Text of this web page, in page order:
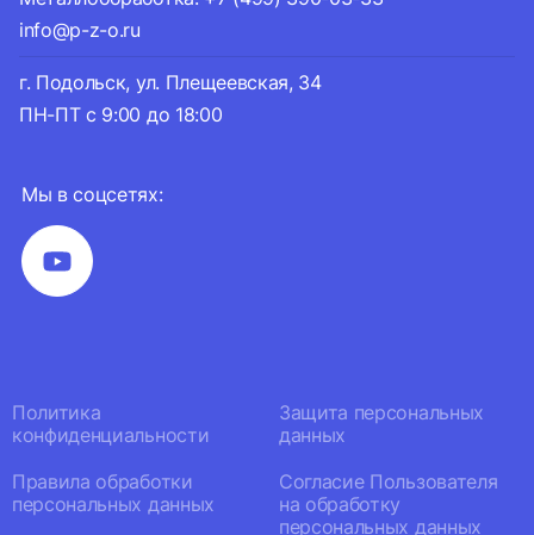
Мы в соцсетях:
info@p-z-o.ru
г. Подольск, ул. Плещеевская, 34
ПН-ПТ с 9:00 до 18:00
Политика
конфиденциальности
Защита персональных
данных
Правила обработки
персональных данных
Согласие Пользователя
на обработку
персональных данных